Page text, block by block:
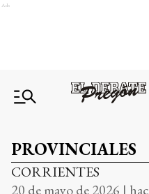
Ads
PROVINCIALES
CORRIENTES
20 de mayo de 2026 |